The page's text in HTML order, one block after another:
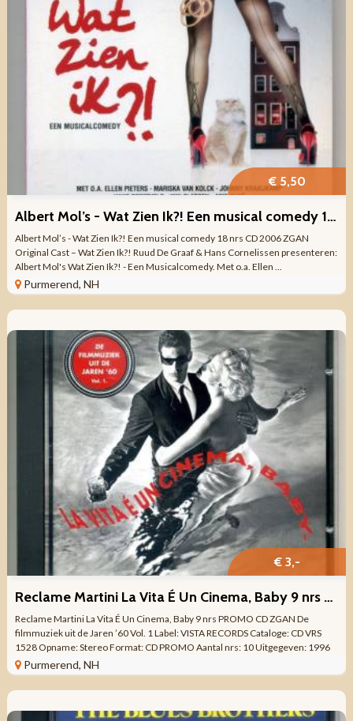
€ 5,50
Albert Mol’s - Wat Zien Ik?! Een musical comedy 18 nrs CD ZGAN
Albert Mol’s - Wat Zien Ik?! Een musical comedy 18 nrs CD 2006 ZGAN
Original Cast – Wat Zien Ik?! Ruud De Graaf & Hans Cornelissen presenteren:
Albert Mol's Wat Zien Ik?! - Een Musicalcomedy. Met o.a. Ellen ...
Purmerend, NH
€ 3,-
Reclame Martini La Vita É Un Cinema, Baby 9 nrs PROMO CD ZGAN
Reclame Martini La Vita É Un Cinema, Baby 9 nrs PROMO CD ZGAN De
filmmuziek uit de Jaren ’60 Vol. 1 Label: VISTA RECORDS Cataloge: CD VRS
1528 Opname: Stereo Format: CD PROMO Aantal nrs: 10 Uitgegeven: 1996
Made in ...
Purmerend, NH